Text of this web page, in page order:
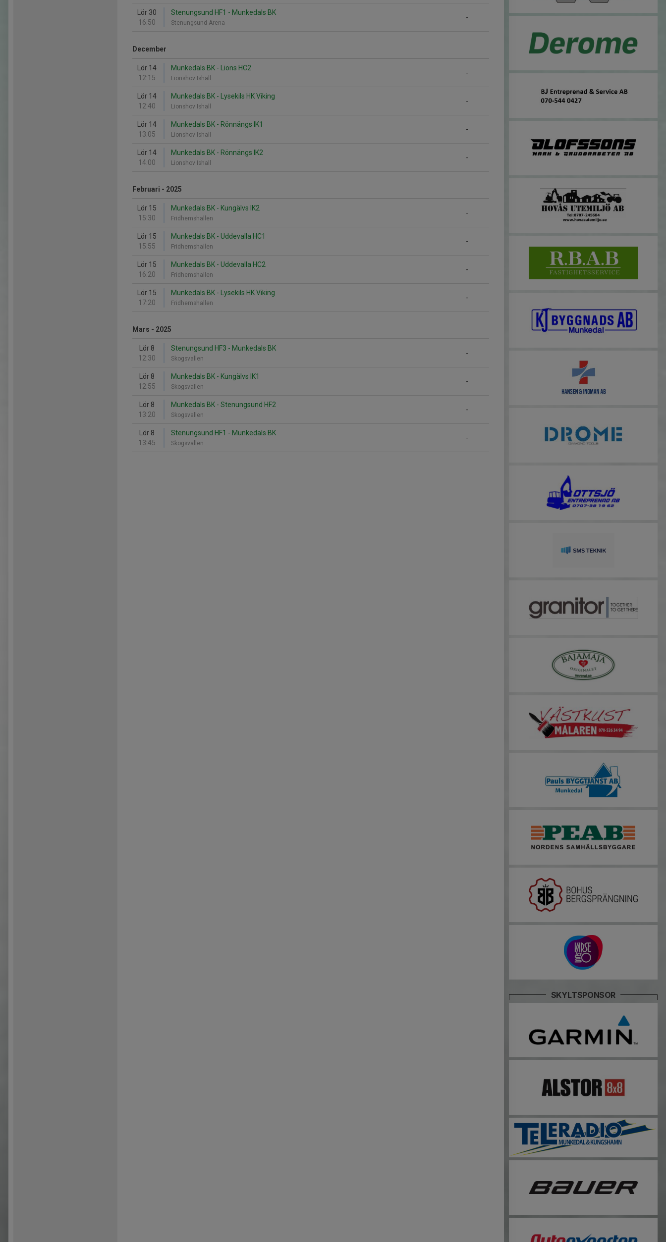
Lör 30
16:50
-
Stenungsund HF1 - Munkedals BK
Stenungsund Arena
December
Lör 14
12:15
-
Munkedals BK - Lions HC2
Lionshov Ishall
Lör 14
12:40
-
Munkedals BK - Lysekils HK Viking
Lionshov Ishall
Lör 14
13:05
-
Munkedals BK - Rönnängs IK1
Lionshov Ishall
Lör 14
14:00
-
Munkedals BK - Rönnängs IK2
Lionshov Ishall
Februari - 2025
Lör 15
15:30
-
Munkedals BK - Kungälvs IK2
Fridhemshallen
Lör 15
15:55
-
Munkedals BK - Uddevalla HC1
Fridhemshallen
Lör 15
16:20
-
Munkedals BK - Uddevalla HC2
Fridhemshallen
Lör 15
17:20
-
Munkedals BK - Lysekils HK Viking
Fridhemshallen
Mars - 2025
Lör 8
12:30
-
Stenungsund HF3 - Munkedals BK
Skogsvallen
Lör 8
12:55
-
Munkedals BK - Kungälvs IK1
Skogsvallen
Lör 8
13:20
-
Munkedals BK - Stenungsund HF2
Skogsvallen
Lör 8
13:45
-
Stenungsund HF1 - Munkedals BK
Skogsvallen
SKYLTSPONSOR